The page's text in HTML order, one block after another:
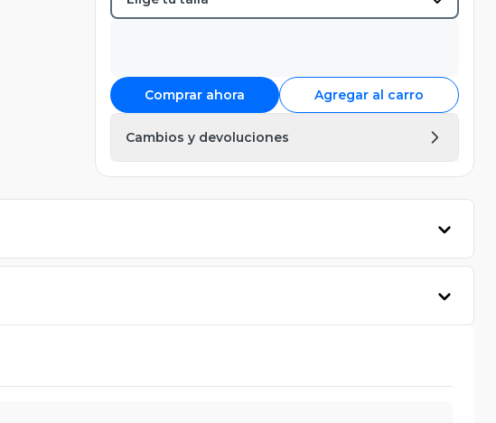
Comprar ahora Agregar al carro
Cambios y devoluciones